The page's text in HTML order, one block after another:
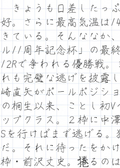
きょうも日差したっ
好。さらに最高気温は
きている。そんななか
ル11周年記念杯」の最
12Rで争われる優勝戦
れも完璧な逃げを披露
崎直矢がポールポジシ
の桐生以来、ことし初
ップクラス。２枠に中
Sを行けばまず逃げる
だ。それに待ったをか
枠・前沢丈史。捲るの